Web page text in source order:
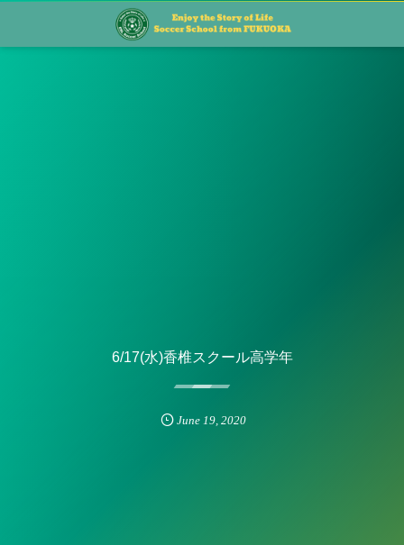
6/17(水)香椎スクール高学年
June 19,2020